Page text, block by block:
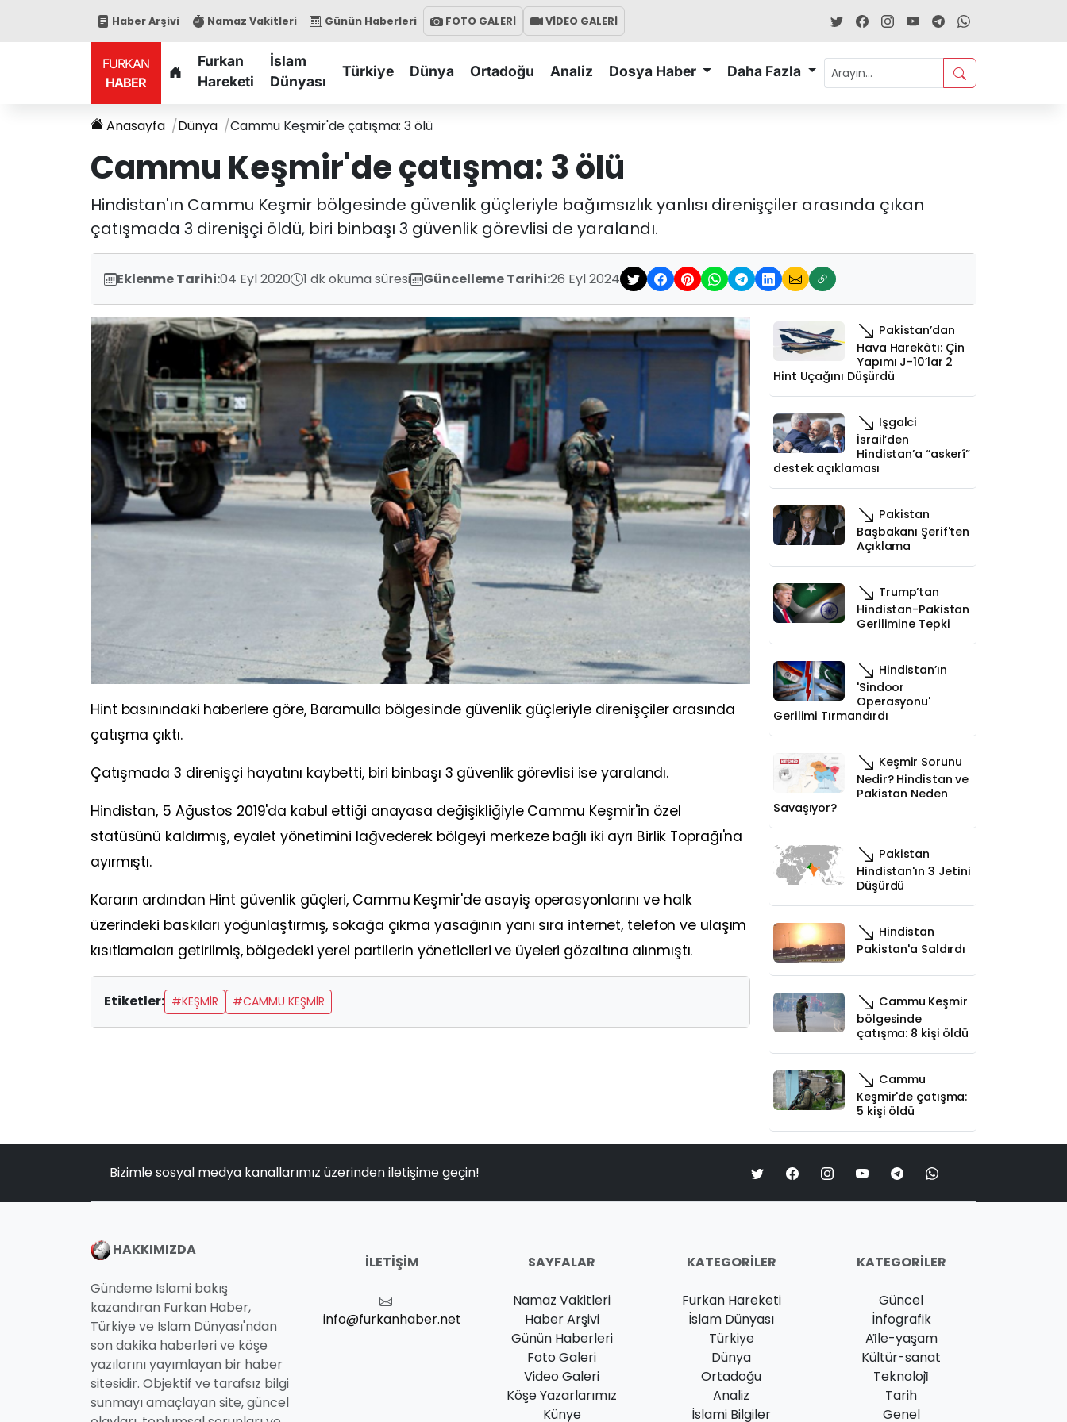
Haber Arşivi Namaz Vakitleri Günün Haberleri FOTO GALERİ VİDEO GALERİ
FURKAN
HABER
Furkan
Hareketi
İslam
Dünyası
Türkiye Dünya Ortadoğu Analiz Dosya Haber Daha Fazla
Anasayfa Dünya Cammu Keşmir'de çatışma: 3 ölü
Cammu Keşmir'de çatışma: 3 ölü
Hindistan'ın Cammu Keşmir bölgesinde güvenlik güçleriyle bağımsızlık yanlısı direnişçiler arasında çıkan
çatışmada 3 direnişçi öldü, biri binbaşı 3 güvenlik görevlisi de yaralandı.
Eklenme Tarihi:04 Eyl 2020 1 dk okuma süresi Güncelleme Tarihi:26 Eyl 2024
Hint basınındaki haberlere göre, Baramulla bölgesinde güvenlik güçleriyle direnişçiler arasında
çatışma çıktı.
Çatışmada 3 direnişçi hayatını kaybetti, biri binbaşı 3 güvenlik görevlisi ise yaralandı.
Hindistan, 5 Ağustos 2019'da kabul ettiği anayasa değişikliğiyle Cammu Keşmir'in özel
statüsünü kaldırmış, eyalet yönetimini lağvederek bölgeyi merkeze bağlı iki ayrı Birlik Toprağı'na
ayırmıştı.
Kararın ardından Hint güvenlik güçleri, Cammu Keşmir'de asayiş operasyonlarını ve halk
üzerindeki baskıları yoğunlaştırmış, sokağa çıkma yasağının yanı sıra internet, telefon ve ulaşım
kısıtlamaları getirilmiş, bölgedeki yerel partilerin yöneticileri ve üyeleri gözaltına alınmıştı.
Etiketler: #KEŞMİR #CAMMU KEŞMİR
Pakistan’dan
Hava Harekâtı: Çin
Yapımı J-10’lar 2
Hint Uçağını Düşürdü
İşgalci
İsrail’den
Hindistan’a “askerî”
destek açıklaması
Pakistan
Başbakanı Şerif'ten
Açıklama
Trump’tan
Hindistan-Pakistan
Gerilimine Tepki
Hindistan’ın
'Sindoor
Operasyonu'
Gerilimi Tırmandırdı
Keşmir Sorunu
Nedir? Hindistan ve
Pakistan Neden
Savaşıyor?
Pakistan
Hindistan'ın 3 Jetini
Düşürdü
Hindistan
Pakistan'a Saldırdı
Cammu Keşmir
bölgesinde
çatışma: 8 kişi öldü
Cammu
Keşmir'de çatışma:
5 kişi öldü
Bizimle sosyal medya kanallarımız üzerinden iletişime geçin!
HAKKIMIZDA
Gündeme İslami bakış
kazandıran Furkan Haber,
Türkiye ve İslam Dünyası'ndan
son dakika haberleri ve köşe
yazılarını yayımlayan bir haber
sitesidir. Objektif ve tarafsız bilgi
sunmayı amaçlayan site, güncel
İLETIŞIM
info@furkanhaber.net
SAYFALAR
Namaz Vakitleri
Haber Arşivi
Günün Haberleri
Foto Galeri
Video Galeri
Köşe Yazarlarımız
Künye
KATEGORILER
Furkan Hareketi
İslam Dünyası
Türkiye
Dünya
Ortadoğu
Analiz
İslami Bilgiler
KATEGORILER
Güncel
İnfografik
Ai̇le-yaşam
Kültür-sanat
Teknoloji̇
Tarih
Genel